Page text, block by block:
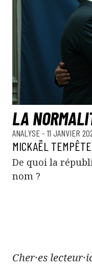
LA
ANALYSE - 11 JANVIER
MICKAËL TEMPÊTE
De quoi la
nom ?
Cher·es